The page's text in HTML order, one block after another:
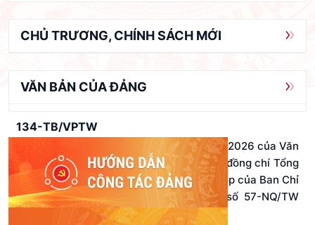
CHỦ TRƯƠNG, CHÍNH SÁCH MỚI
VĂN BẢN CỦA ĐẢNG
134-TB/VPTW
Thông báo số 134-TB/VPTW ngày 02/08/2026 của Văn
phòng Trung ương Đảng về kết luận của đồng chí Tổng
Bí thư, Chủ tịch nước Tô Lâm, tại phiên họp của Ban Chỉ
đạo Trung ương thực hiện Nghị quyết số 57-NQ/TW
của Bộ Chính trị